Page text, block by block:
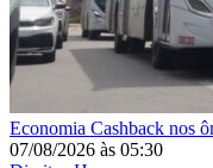
Economia Cashback nos
07/08/2026 às 05:30